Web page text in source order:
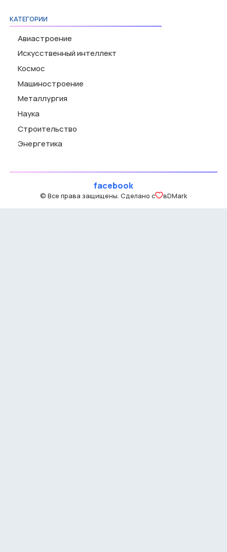
КАТЕГОРИИ
Авиастроение
Искусственный интеллект
Космос
Машиностроение
Металлургия
Наука
Строительство
Энергетика
© Все права защищены. Сделано с вDMark
facebook